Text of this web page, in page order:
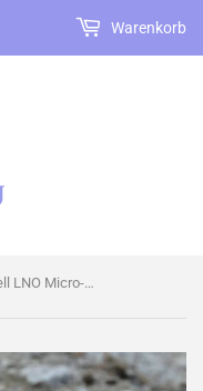
Warenkorb
Zebra Figur Bausteine Modell LNO Micro-Bricks